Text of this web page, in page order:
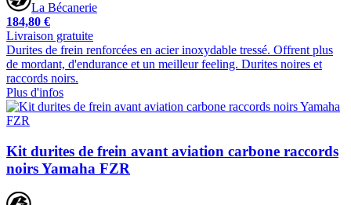
La Bécanerie
184,80 €
Livraison gratuite
Durites de frein renforcées en acier inoxydable tressé. Offrent plus
de mordant, d'endurance et un meilleur feeling. Durites noires et
raccords noirs.
Plus d'infos
Kit durites de frein avant aviation carbone raccords
noirs Yamaha FZR